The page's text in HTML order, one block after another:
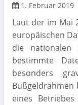
1. Februar 2019
Laut der im Mai
europäischen
die nationalen
bestimmte
besonders
Bußgeldrahmen
eines